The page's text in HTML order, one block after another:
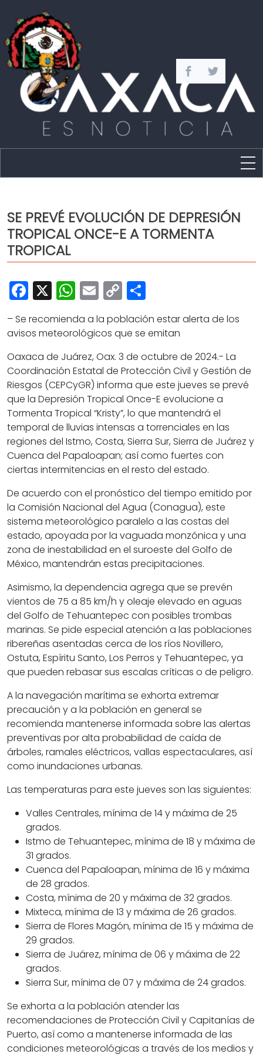
Capital
Policíaca
Cultura
Deportes
Opinión
SE PREVÉ EVOLUCIÓN DE DEPRESIÓN
TROPICAL ONCE-E A TORMENTA
TROPICAL
Facebook
X WhatsApp
Email
Copy
Link
– Se recomienda a la población estar alerta de los
avisos meteorológicos que se emitan
Oaxaca de Juárez, Oax. 3 de octubre de 2024.- La
Coordinación Estatal de Protección Civil y Gestión de
Riesgos (CEPCyGR) informa que este jueves se prevé
que la Depresión Tropical Once-E evolucione a
Tormenta Tropical “Kristy”, lo que mantendrá el
temporal de lluvias intensas a torrenciales en las
regiones del Istmo, Costa, Sierra Sur, Sierra de Juárez y
Cuenca del Papaloapan; así como fuertes con
ciertas intermitencias en el resto del estado.
De acuerdo con el pronóstico del tiempo emitido por
la Comisión Nacional del Agua (Conagua), este
sistema meteorológico paralelo a las costas del
estado, apoyada por la vaguada monzónica y una
zona de inestabilidad en el suroeste del Golfo de
México, mantendrán estas precipitaciones.
Asimismo, la dependencia agrega que se prevén
vientos de 75 a 85 km/h y oleaje elevado en aguas
del Golfo de Tehuantepec con posibles trombas
marinas. Se pide especial atención a las poblaciones
ribereñas asentadas cerca de los ríos Novillero,
Ostuta, Espíritu Santo, Los Perros y Tehuantepec, ya
que pueden rebasar sus escalas críticas o de peligro.
A la navegación marítima se exhorta extremar
precaución y a la población en general se
recomienda mantenerse informada sobre las alertas
preventivas por alta probabilidad de caída de
árboles, ramales eléctricos, vallas espectaculares, así
como inundaciones urbanas.
Las temperaturas para este jueves son las siguientes:
Valles Centrales, mínima de 14 y máxima de 25
grados.
Istmo de Tehuantepec, mínima de 18 y máxima de
31 grados.
Cuenca del Papaloapan, mínima de 16 y máxima
de 28 grados.
Costa, mínima de 20 y máxima de 32 grados.
Mixteca, mínima de 13 y máxima de 26 grados.
Sierra de Flores Magón, mínima de 15 y máxima de
29 grados.
Sierra de Juárez, mínima de 06 y máxima de 22
grados.
Sierra Sur, mínima de 07 y máxima de 24 grados.
Se exhorta a la población atender las
recomendaciones de Protección Civil y Capitanías de
Puerto, así como a mantenerse informada de las
condiciones meteorológicas a través de los medios y